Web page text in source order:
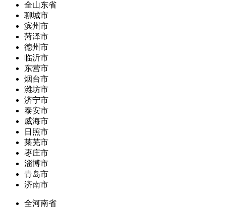
全山东省
聊城市
滨州市
菏泽市
德州市
临沂市
东营市
烟台市
潍坊市
济宁市
泰安市
威海市
日照市
莱芜市
枣庄市
淄博市
青岛市
济南市
全河南省